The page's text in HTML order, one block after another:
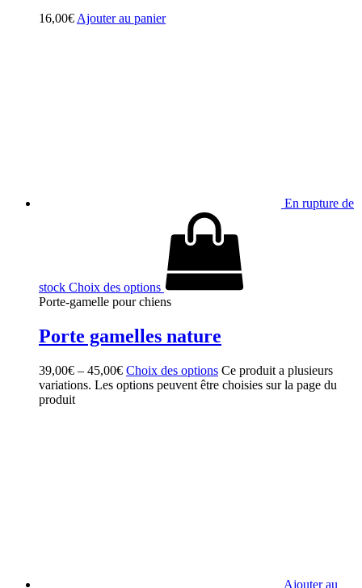
16,00€ Ajouter au panier
En rupture de
stock Choix des options
Porte-gamelle pour chiens
Porte gamelles nature
39,00€ – 45,00€ Choix des options Ce produit a plusieurs
variations. Les options peuvent être choisies sur la page du
produit
Ajouter au